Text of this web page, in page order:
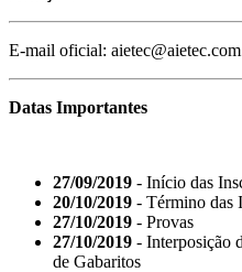
E-mail oficial:
Datas Importantes
27/09/2019 - Início das
20/10/2019 - Término das
27/10/2019 - Provas
27/10/2019 - Interposição
de Gabaritos